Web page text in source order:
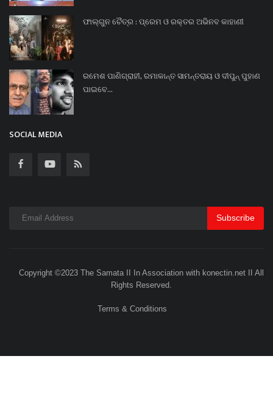
ଫାଲ୍ଗୁନ ଚୈତ୍ର : ପ୍ରେମ ଓ ରକ୍ତର ଅଭିନବ କାହାଣୀ
ରମେଶ ପାଣିଗ୍ରାହୀ, ରମାକାନ୍ତ ସାମନ୍ତରାୟ ଓ ଦୀପୁନ୍ ପୁହାଣ
ପାଇବେ...
SOCIAL MEDIA
Subscribe
Copyright ©2023 The Samata II In Association with konectin.net II All
Rights Reserved.
Terms & Conditions